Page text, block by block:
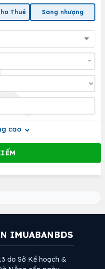
Thuê Sang nhượng
cao
IMUABANBDS
do Sở Kế hoạch &